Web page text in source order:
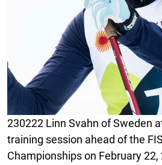
230222 Linn Svahn of Sweden
training session ahead of the
Championships on February 22,